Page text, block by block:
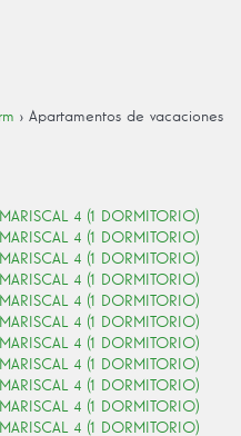
› Apartamentos de vacaciones